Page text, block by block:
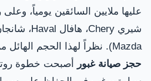
Mazda). نظراً لهذا الحجم الهائل من المبيعات، فإن عملية
حجز صيانة غبور
أصبحت خطوة